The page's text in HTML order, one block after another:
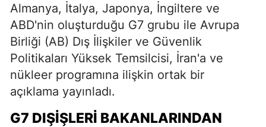
Almanya, İtalya, Japonya, İngiltere ve
ABD'nin oluşturduğu G7 grubu ile Avrupa
Birliği (AB) Dış İlişkiler ve Güvenlik
Politikaları Yüksek Temsilcisi, İran'a ve
nükleer programına ilişkin ortak bir
açıklama yayınladı.
G7 DIŞIŞLERI BAKANLARINDAN